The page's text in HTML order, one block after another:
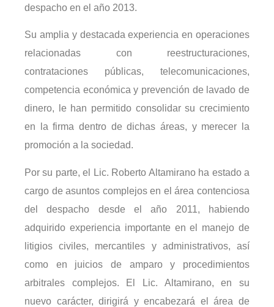
despacho en el año 2013.
Su amplia y destacada experiencia en operaciones
relacionadas con reestructuraciones,
contrataciones públicas, telecomunicaciones,
competencia económica y prevención de lavado de
dinero, le han permitido consolidar su crecimiento
en la firma dentro de dichas áreas, y merecer la
promoción a la sociedad.
Por su parte, el Lic. Roberto Altamirano ha estado a
cargo de asuntos complejos en el área contenciosa
del despacho desde el año 2011, habiendo
adquirido experiencia importante en el manejo de
litigios civiles, mercantiles y administrativos, así
como en juicios de amparo y procedimientos
arbitrales complejos. El Lic. Altamirano, en su
nuevo carácter, dirigirá y encabezará el área de